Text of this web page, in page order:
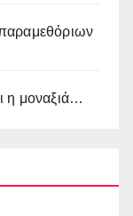
η μοναξιά…